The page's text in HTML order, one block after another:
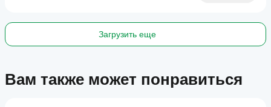
Загрузить еще
Вам также может понравиться